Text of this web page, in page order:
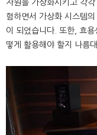
자원을 가상화시키고 각
험하면서 가상화 시스템
이 되었습니다. 또한, 효
떻게 활용해야 할지 나름